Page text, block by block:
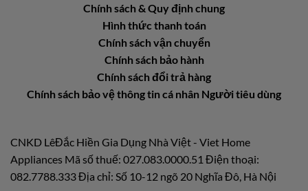
Chính sách & Quy định chung
Hình thức thanh toán
Chính sách vận chuyển
Chính sách bảo hành
Chính sách đổi trả hàng
Chính sách bảo vệ thông tin cá nhân Người tiêu dùng
CNKD LêĐắc Hiền Gia Dụng Nhà Việt - Viet Home
Appliances Mã số thuế: 027.083.0000.51 Điện thoại:
082.7788.333 Địa chỉ: Số 10-12 ngõ 20 Nghĩa Đô, Hà Nội